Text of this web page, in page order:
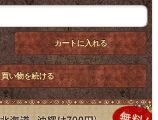
カートに入れる
買い物を続ける